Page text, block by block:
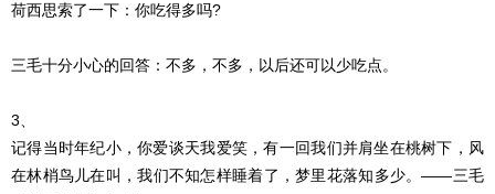
荷西思索了一下：你吃得多吗?
三毛十分小心的回答：不多，不多，以后还可以少吃点。
3、
记得当时年纪小，你爱谈天我爱笑，有一回我们并肩坐在桃树下，风
在林梢鸟儿在叫，我们不知怎样睡着了，梦里花落知多少。——三毛